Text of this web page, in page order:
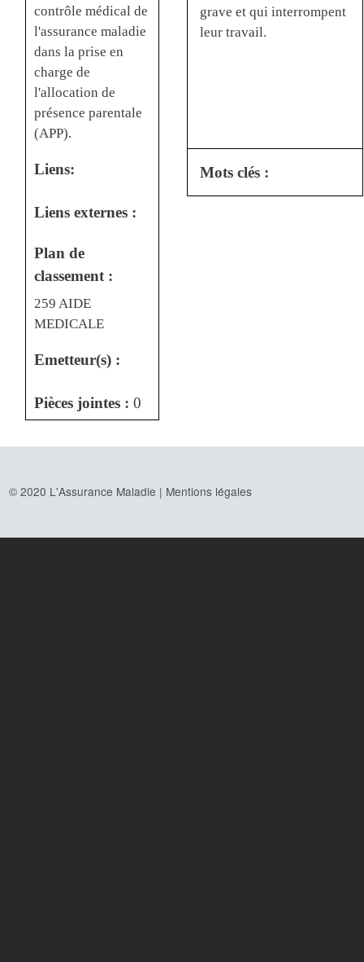
contrôle médical de
l'assurance maladie
dans la prise en
charge de
l'allocation de
présence parentale
(APP).
Liens:
Liens externes :
Plan de
classement :
259 AIDE
MEDICALE
Emetteur(s) :
Pièces jointes : 0
grave et qui interrompent
leur travail.
Mots clés :
© 2020 L'Assurance Maladie | Mentions légales